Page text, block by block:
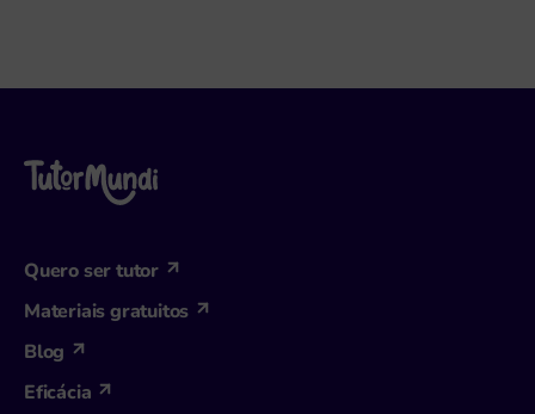
Quero ser tutor
Materiais gratuitos
Blog
Eficácia